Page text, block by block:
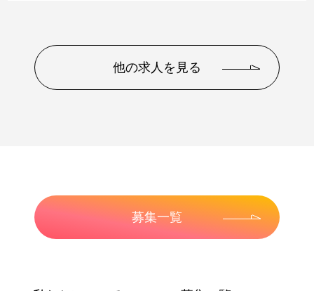
他の求人を見る
募集一覧